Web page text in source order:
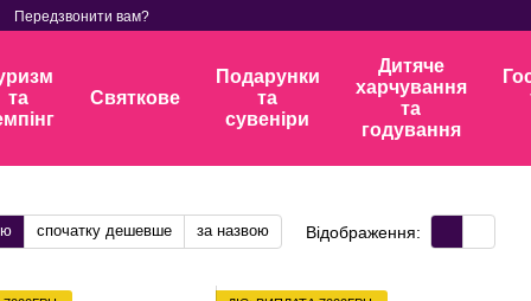
Передзвонити вам?
та
Святкове
Подарунки
та
сувеніри
Дитяче
харчування
та
годування
спочатку дешевше за назвою Відображення: